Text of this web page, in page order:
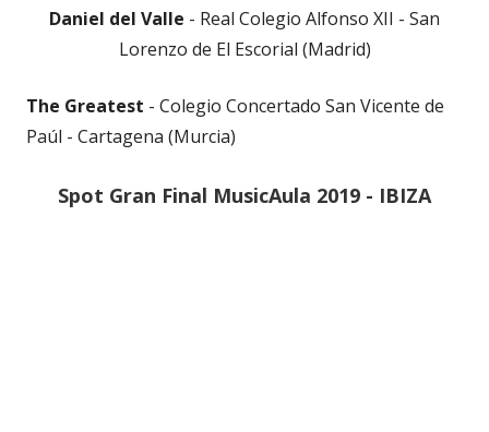
Daniel del Valle - Real Colegio Alfonso XII - San
Lorenzo de El Escorial (Madrid)
The Greatest - Colegio Concertado San Vicente de
Paúl - Cartagena (Murcia)
Spot Gran Final MusicAula 2019 - IBIZA